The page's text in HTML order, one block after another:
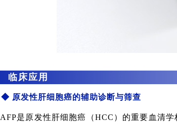
临床应用
◆ 原发性肝细胞癌的辅助诊断与筛查
AFP是原发性肝细胞癌（HCC）的重要血清